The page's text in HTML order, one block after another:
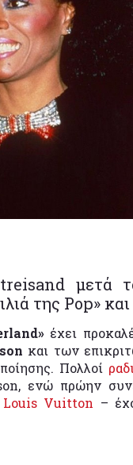
μετά
της Pop»
έχει
και των
Πολλοί
ενώ πρώην
Louis Vuitton –